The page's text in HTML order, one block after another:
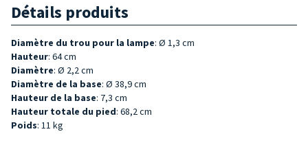
Détails produits
Diamètre du trou pour la lampe: Ø 1,3 cm
Hauteur: 64 cm
Diamètre: Ø 2,2 cm
Diamètre de la base: Ø 38,9 cm
Hauteur de la base: 7,3 cm
Hauteur totale du pied: 68,2 cm
Poids: 11 kg